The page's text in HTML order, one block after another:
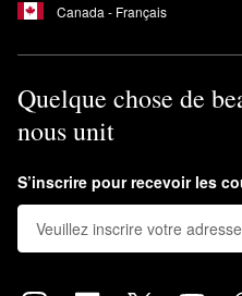
Canada - Français
Quelque chose de
nous unit
S’inscrire pour recevoir les